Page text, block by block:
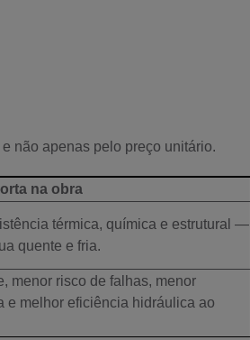
e não apenas pelo preço unitário.
na obra
térmica, química e estrutural —
quente e fria.
menor risco de falhas, menor
e melhor eficiência hidráulica ao